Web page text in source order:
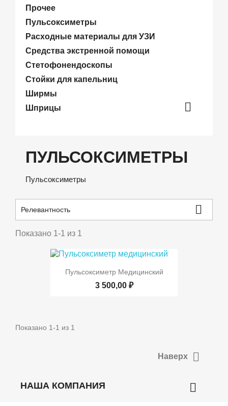
Прочее
Пульсоксиметры
Расходные материалы для УЗИ
Средства экстренной помощи
Стетофонендоскопы
Стойки для капельниц
Ширмы
Шприцы

ПУЛЬСОКСИМЕТРЫ
Пульсоксиметры
Релевантность 
Показано 1-1 из 1
Пульсоксиметр Медицинский
3 500,00 ₽
Показано 1-1 из 1
Наверх 
НАША КОМПАНИЯ 